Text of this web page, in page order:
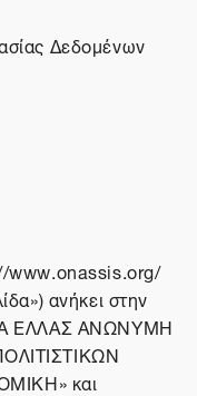
Δεδομένων
www.onassis.org/
ανήκει στην
ΕΛΛΑΣ ΑΝΩΝΥΜΗ
και